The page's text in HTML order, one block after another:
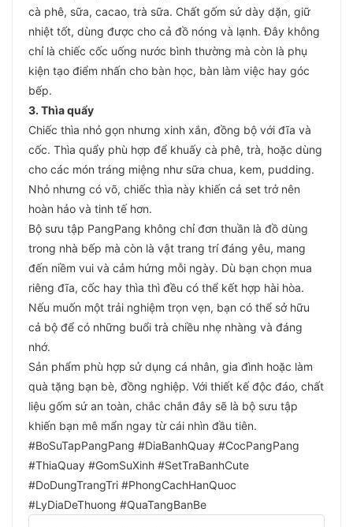
cà phê, sữa, cacao, trà sữa. Chất gốm sứ dày dặn, giữ
nhiệt tốt, dùng được cho cả đồ nóng và lạnh. Đây không
chỉ là chiếc cốc uống nước bình thường mà còn là phụ
kiện tạo điểm nhấn cho bàn học, bàn làm việc hay góc
bếp.
3. Thìa quẩy
Chiếc thìa nhỏ gọn nhưng xinh xắn, đồng bộ với đĩa và
cốc. Thìa quẩy phù hợp để khuấy cà phê, trà, hoặc dùng
cho các món tráng miệng như sữa chua, kem, pudding.
Nhỏ nhưng có võ, chiếc thìa này khiến cả set trở nên
hoàn hảo và tinh tế hơn.
Bộ sưu tập PangPang không chỉ đơn thuần là đồ dùng
trong nhà bếp mà còn là vật trang trí đáng yêu, mang
đến niềm vui và cảm hứng mỗi ngày. Dù bạn chọn mua
riêng đĩa, cốc hay thìa thì đều có thể kết hợp hài hòa.
Nếu muốn một trải nghiệm trọn vẹn, bạn có thể sở hữu
cả bộ để có những buổi trà chiều nhẹ nhàng và đáng
nhớ.
Sản phẩm phù hợp sử dụng cá nhân, gia đình hoặc làm
quà tặng bạn bè, đồng nghiệp. Với thiết kế độc đáo, chất
liệu gốm sứ an toàn, chắc chắn đây sẽ là bộ sưu tập
khiến bạn mê mẩn ngay từ cái nhìn đầu tiên.
#BoSuTapPangPang #DiaBanhQuay #CocPangPang
#ThiaQuay #GomSuXinh #SetTraBanhCute
#DoDungTrangTri #PhongCachHanQuoc
#LyDiaDeThuong #QuaTangBanBe